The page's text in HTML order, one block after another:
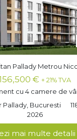
Pallady Metrou
€ + 21% TVA
cu 4 camere de
Pallady, Bucuresti
2026
mai multe detalii